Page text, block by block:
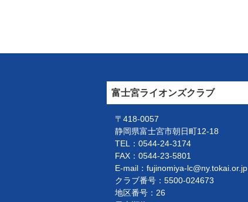
富士宮ライオンズクラブ
〒418-0057
静岡県富士宮市朝日町12-18
TEL：0544-24-3174
FAX：0544-23-5801
E-mail：fujinomiya-lc@ny.tokai.or.jp
クラブ番号：5500-024673
地区番号：26